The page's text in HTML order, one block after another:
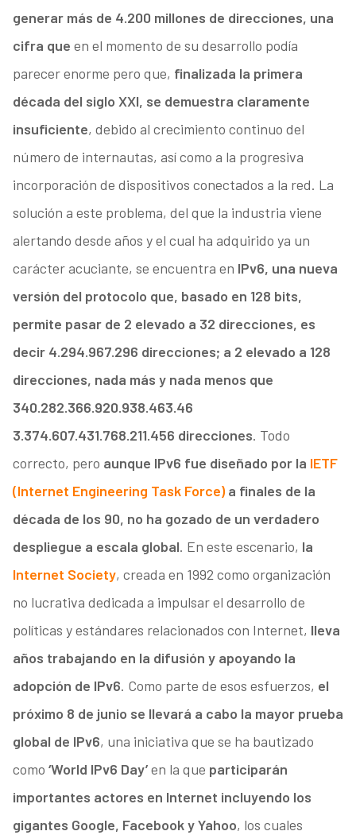
generar más de 4.200 millones de direcciones, una
cifra que en el momento de su desarrollo podía
parecer enorme pero que, finalizada la primera
década del siglo XXI, se demuestra claramente
insuficiente, debido al crecimiento continuo del
número de internautas, así como a la progresiva
incorporación de dispositivos conectados a la red. La
solución a este problema, del que la industria viene
alertando desde años y el cual ha adquirido ya un
carácter acuciante, se encuentra en IPv6, una nueva
versión del protocolo que, basado en 128 bits,
permite pasar de 2 elevado a 32 direcciones, es
decir 4.294.967.296 direcciones; a 2 elevado a 128
direcciones, nada más y nada menos que
340.282.366.920.938.463.46
3.374.607.431.768.211.456 direcciones. Todo
correcto, pero aunque IPv6 fue diseñado por la IETF
(Internet Engineering Task Force)a finales de la
década de los 90, no ha gozado de un verdadero
despliegue a escala global. En este escenario, la
Internet Society, creada en 1992 como organización
no lucrativa dedicada a impulsar el desarrollo de
políticas y estándares relacionados con Internet, lleva
años trabajando en la difusión y apoyando la
adopción de IPv6. Como parte de esos esfuerzos, el
próximo 8 de junio se llevará a cabo la mayor prueba
global de IPv6, una iniciativa que se ha bautizado
como ‘World IPv6 Day’en la que participarán
importantes actores en Internet incluyendo los
gigantes Google, Facebook y Yahoo, los cuales